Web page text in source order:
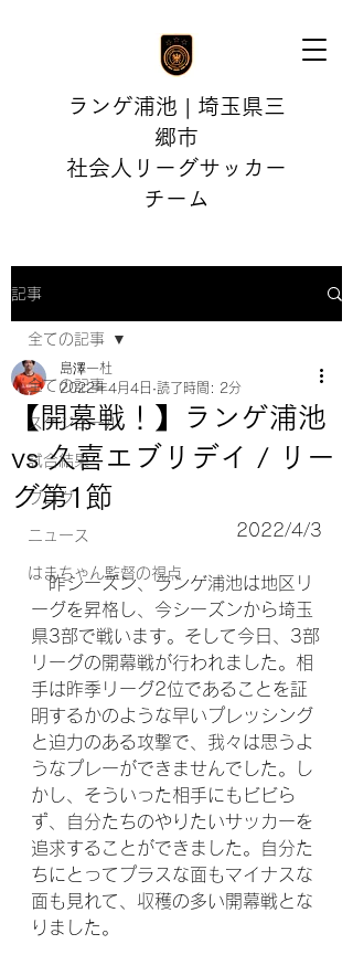
ランゲ浦池 | 埼玉県三
郷市
社会人リーグサッカー
チーム
記事
全ての記事
スケジュール
試合結果
ブログ
ニュース
はまちゃん監督の視点
全ての記事
【開幕戦！】ランゲ浦池
vs 久喜エブリデイ / リー
グ第1節
島澤一杜
2022年4月4日 読了時間: 2分
2022/4/3
昨シーズン、ランゲ浦池は地区リ
ーグを昇格し、今シーズンから埼玉
県3部で戦います。そして今日、3部
リーグの開幕戦が行われました。相
手は昨季リーグ2位であることを証
明するかのような早いプレッシング
と迫力のある攻撃で、我々は思うよ
うなプレーができませんでした。し
かし、そういった相手にもビビら
ず、自分たちのやりたいサッカーを
追求することができました。自分た
ちにとってプラスな面もマイナスな
面も見れて、収穫の多い開幕戦とな
りました。